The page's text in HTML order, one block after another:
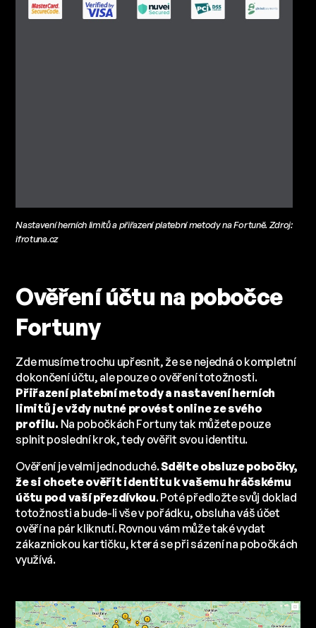
Nastavení herních limitů a přiřazení platební metody na Fortuně. Zdroj:
ifrotuna.cz
Ověření účtu na pobočce
Fortuny
Zde musíme trochu upřesnit, že se nejedná o kompletní
dokončení účtu, ale pouze o ověření totožnosti.
Přiřazení platební metody a nastavení herních
limitů je vždy nutné provést online ze svého
profilu. Na pobočkách Fortuny tak můžete pouze
splnit poslední krok, tedy ověřit svou identitu.
Ověření je velmi jednoduché.Sdělte obsluze pobočky,
že si chcete ověřit identitu k vašemu hráčskému
účtu pod vaší přezdívkou. Poté předložte svůj doklad
totožnosti a bude-li vše v pořádku, obsluha váš účet
ověří na pár kliknutí. Rovnou vám může také vydat
zákaznickou kartičku, která se při sázení na pobočkách
využívá.